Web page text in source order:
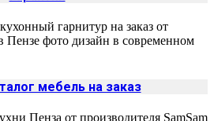
мебель на заказ